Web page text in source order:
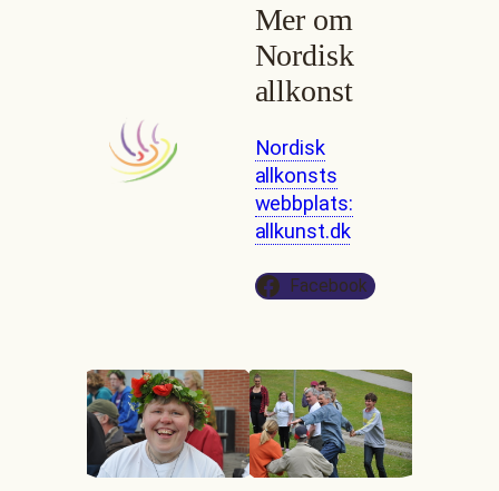
Mer om
Nordisk
allkonst
Nordisk
allkonsts
webbplats:
allkunst.dk
Facebook